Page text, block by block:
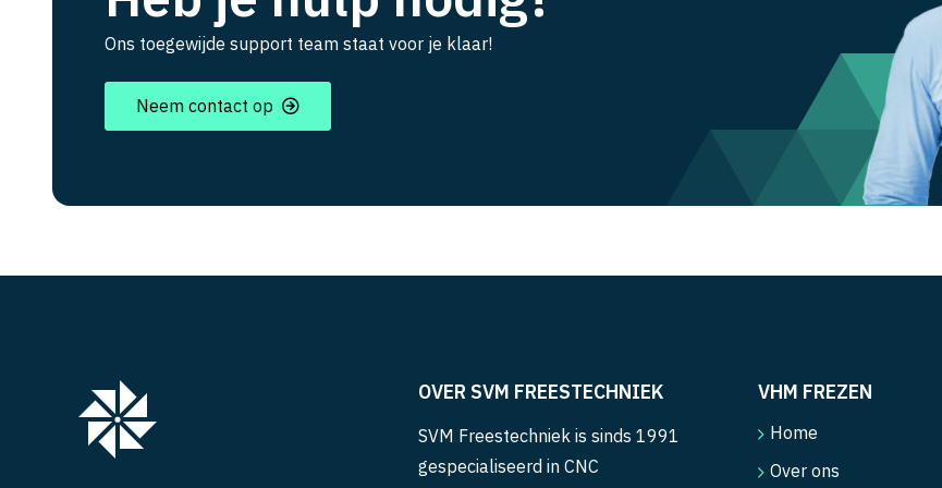
Ons toegewijde support team staat voor je klaar!
Neem contact op
OVER SVM FREESTECHNIEK
SVM Freestechniek is sinds 1991
gespecialiseerd in CNC
VHM FREZEN
Home
Over ons